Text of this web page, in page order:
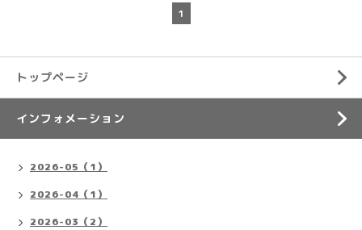
1
トップページ
インフォメーション
2026-05（1）
2026-04（1）
2026-03（2）